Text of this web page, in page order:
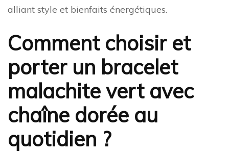
alliant style et bienfaits énergétiques.
Comment choisir et
porter un bracelet
malachite vert avec
chaîne dorée au
quotidien ?